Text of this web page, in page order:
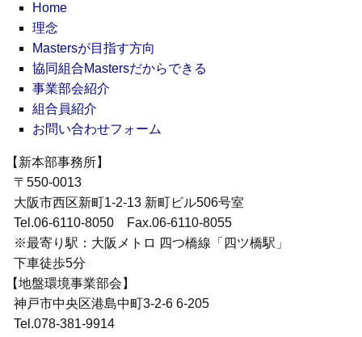
Home
理念
Mastersが目指す方向
協同組合Mastersだからできる
事業部会紹介
組合員紹介
お問い合わせフォーム
【新本部事務所】
〒550-0013
大阪市西区新町1-2-13 新町ビル506号室
Tel.06-6110-8050 Fax.06-6110-8055
※最寄り駅：大阪メトロ 四つ橋線「四ツ橋駅」
下車徒歩5分
【地盤環境事業部会】
神戸市中央区港島中町3-2-6 6-205
Tel.078-381-9914